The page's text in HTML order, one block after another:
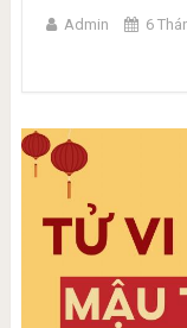
Admin 6